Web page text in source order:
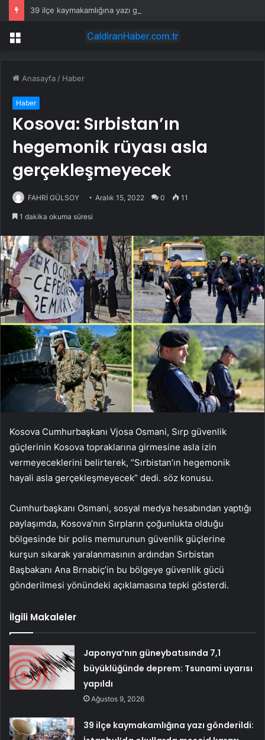
Menü
Anasayfa / Haber
Haber
Kosova: Sırbistan’ın
hegemonik rüyası asla
gerçekleşmeyecek
FAHRİ GÜLSOY Aralık 15, 2022 0 11
1 dakika okuma süresi
Kosova Cumhurbaşkanı Vjosa Osmani, Sırp güvenlik
güçlerinin Kosova topraklarına girmesine asla izin
vermeyeceklerini belirterek, “Sırbistan’ın hegemonik
hayali asla gerçekleşmeyecek” dedi. söz konusu.
Cumhurbaşkanı Osmani, sosyal medya hesabından yaptığı
paylaşımda, Kosova’nın Sırpların çoğunlukta olduğu
bölgesinde bir polis memurunun güvenlik güçlerine
kurşun sıkarak yaralanmasının ardından Sırbistan
Başbakanı Ana Brnabiç’in bu bölgeye güvenlik gücü
gönderilmesi yönündeki açıklamasına tepki gösterdi.
İlgili Makaleler
Japonya’nın güneybatısında 7,1
büyüklüğünde deprem: Tsunami uyarısı
yapıldı
Ağustos 9, 2026
39 ilçe kaymakamlığına yazı gönderildi: